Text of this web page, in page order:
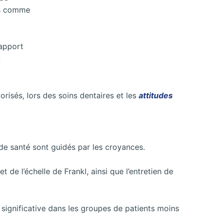
comme
lors des soins dentaires et les attitudes
santé sont guidés par les croyances.
l’échelle de Frankl, ainsi que l’entretien de
dans les groupes de patients moins